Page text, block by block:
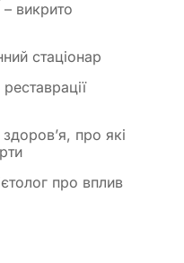
– викрито
стаціонар
про які
про вплив